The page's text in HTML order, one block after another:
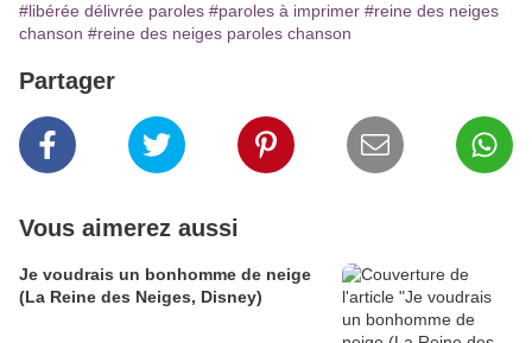
#libérée délivrée paroles #paroles à imprimer #reine des neiges
chanson #reine des neiges paroles chanson
Partager
Vous aimerez aussi
Je voudrais un bonhomme de neige
(La Reine des Neiges, Disney)